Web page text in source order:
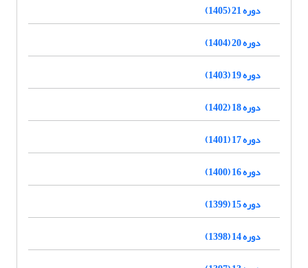
دوره 21 (1405)
دوره 20 (1404)
دوره 19 (1403)
دوره 18 (1402)
دوره 17 (1401)
دوره 16 (1400)
دوره 15 (1399)
دوره 14 (1398)